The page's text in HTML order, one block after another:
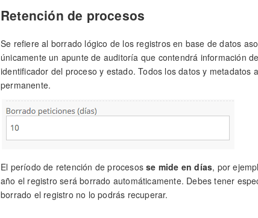
Retención de procesos
Se refiere al borrado lógico de los registros en base de datos
únicamente un apunte de auditoría que contendrá información
identificador del proceso y estado. Todos los datos y metadatos
permanente.
El período de retención de procesosse mide en días, por
año el registro será borrado automáticamente. Debes tener
borrado el registro no lo podrás recuperar.